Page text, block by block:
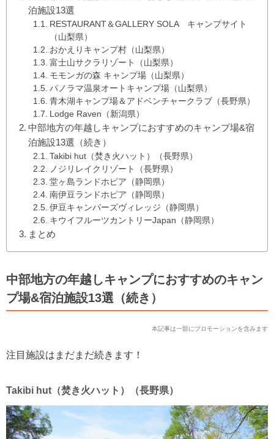
泊施設13選
RESTAURANT＆GALLERY SOLA キャンプサイト
（山梨県）
おかえりキャンプ村（山梨県）
富士山サクラリゾート（山梨県）
モモンガの森 キャンプ場（山梨県）
パノラマ温泉オートキャンプ場（山梨県）
青木湖キャンプ場＆アドベンチャークラブ（長野県）
Lodge Raven（新潟県）
中部地方の年越しキャンプにおすすめのキャンプ場&宿
泊施設13選（続き）
Takibi hut（焚き火ハット）（長野県）
ノジリレイクリゾート（長野県）
堂ヶ島ランドホピア（静岡県）
南伊豆ランドホピア（静岡県）
伊豆キャンパーズヴィレッジ（静岡県）
キウイフルーツカントリーJapan（静岡県）
まとめ
中部地方の年越しキャンプにおすすめのキャン
プ場&宿泊施設13選（続き）
本記事は一部にプロモーションを含みます
注目施設はまだまだ続きます！
Takibi hut（焚き火ハット）（長野県）